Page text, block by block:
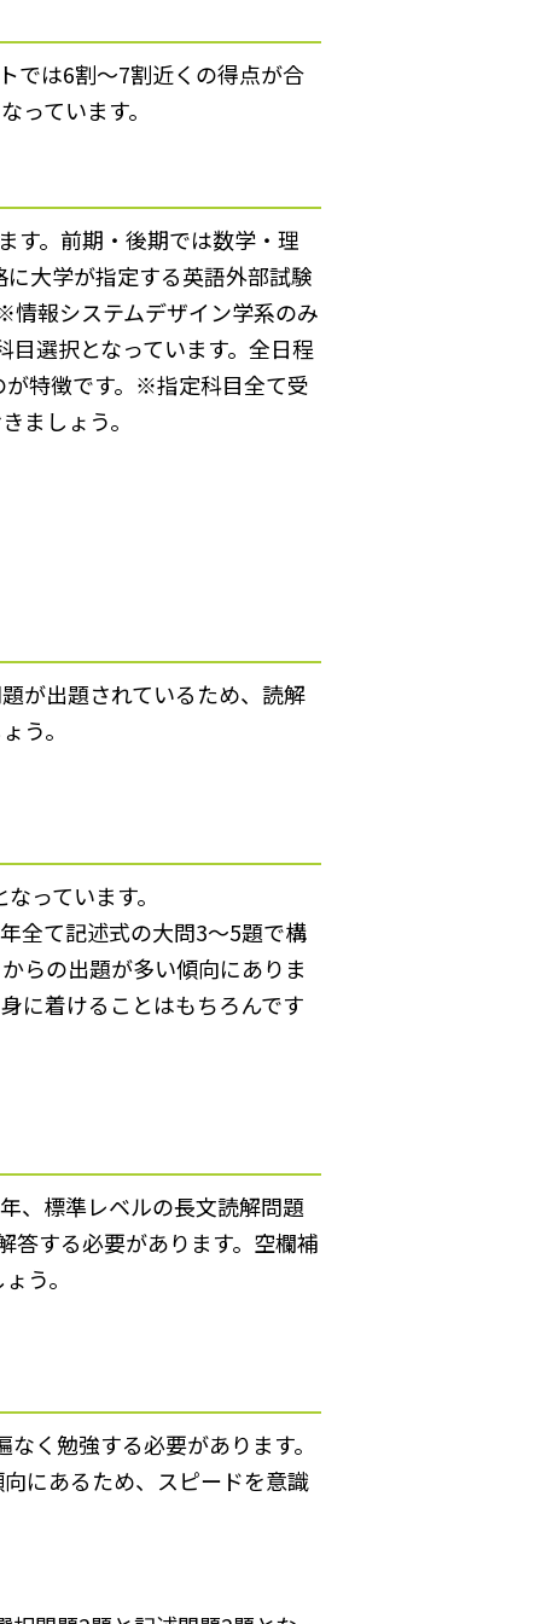
では6割～7割近くの得点が合
っています。
す。前期・後期では数学・理
大学が指定する英語外部試験
情報システムデザイン学系のみ
選択となっています。全日程
が特徴です。※指定科目全て受
ましょう。
が出題されているため、読解
う。
っています。
全て記述式の大問3～5題で構
らの出題が多い傾向にありま
に着けることはもちろんです
、標準レベルの長文読解問題
答する必要があります。空欄補
う。
く勉強する必要があります。
にあるため、スピードを意識